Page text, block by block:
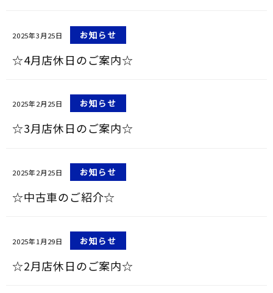
☆4月店休日のご案内☆
2025年3月25日 お知らせ
☆3月店休日のご案内☆
2025年2月25日 お知らせ
☆中古車のご紹介☆
2025年2月25日 お知らせ
☆2月店休日のご案内☆
2025年1月29日 お知らせ